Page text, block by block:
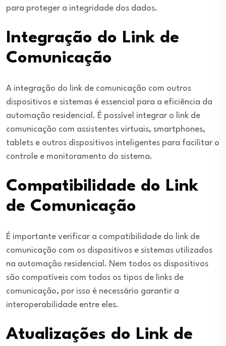
para proteger a integridade dos dados.
Integração do Link de
Comunicação
A integração do link de comunicação com outros
dispositivos e sistemas é essencial para a eficiência da
automação residencial. É possível integrar o link de
comunicação com assistentes virtuais, smartphones,
tablets e outros dispositivos inteligentes para facilitar o
controle e monitoramento do sistema.
Compatibilidade do Link
de Comunicação
É importante verificar a compatibilidade do link de
comunicação com os dispositivos e sistemas utilizados
na automação residencial. Nem todos os dispositivos
são compatíveis com todos os tipos de links de
comunicação, por isso é necessário garantir a
interoperabilidade entre eles.
Atualizações do Link de